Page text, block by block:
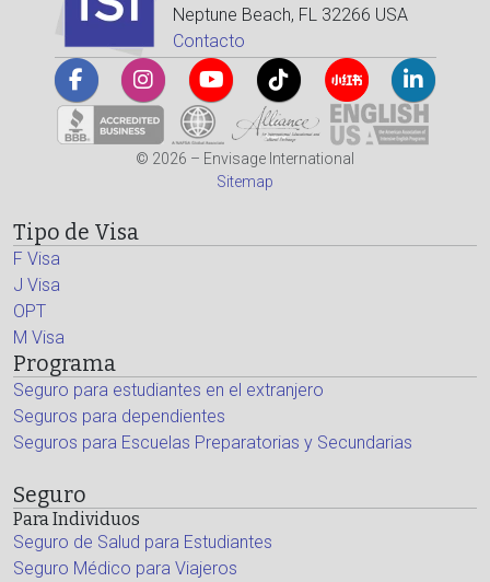
Neptune Beach, FL 32266 USA
Contacto
© 2026 – Envisage International
Sitemap
Tipo de Visa
F Visa
J Visa
OPT
M Visa
Programa
Seguro para estudiantes en el extranjero
Seguros para dependientes
Seguros para Escuelas Preparatorias y Secundarias
Seguro
Para Individuos
Seguro de Salud para Estudiantes
Seguro Médico para Viajeros